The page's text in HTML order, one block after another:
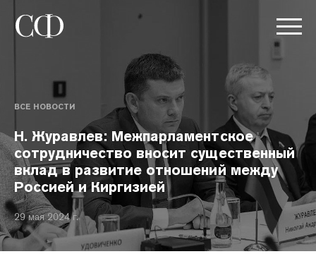
ВСЕ НОВОСТИ
Н. Журавлев: Межпарламентское
сотрудничество вносит существенный
вклад в развитие отношений между
Россией и Киргизией
29 мая 2024 г.